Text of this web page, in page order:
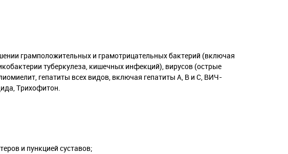
грамположительных и грамотрицательных бактерий (включая
туберкулеза, кишечных инфекций), вирусов (острые
гепатиты всех видов, включая гепатиты А, В и С, ВИЧ-
Трихофитон.
и пункцией суставов;